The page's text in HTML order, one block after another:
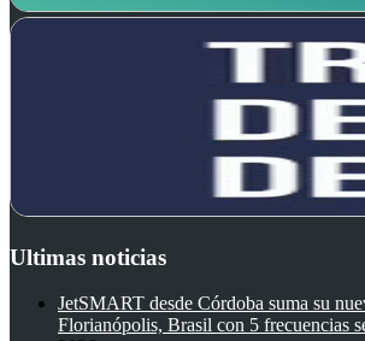
Ultimas noticias
JetSMART desde Córdoba suma su
Florianópolis, Brasil con 5 frecuencias